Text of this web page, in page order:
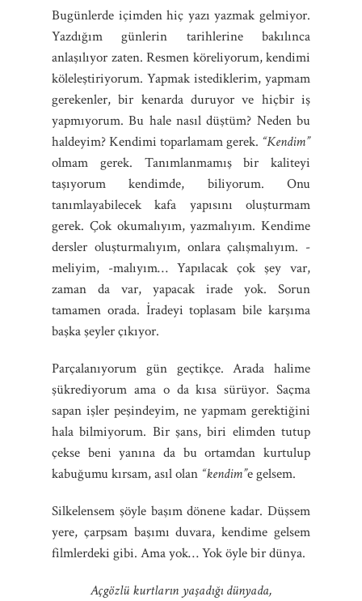
Bugünlerde içimden hiç yazı yazmak gelmiyor.
Yazdığım günlerin tarihlerine bakılınca
anlaşılıyor zaten. Resmen köreliyorum, kendimi
köleleştiriyorum. Yapmak istediklerim, yapmam
gerekenler, bir kenarda duruyor ve hiçbir iş
yapmıyorum. Bu hale nasıl düştüm? Neden bu
haldeyim? Kendimi toparlamam gerek. “Kendim”
olmam gerek. Tanımlanmamış bir kaliteyi
taşıyorum kendimde, biliyorum. Onu
tanımlayabilecek kafa yapısını oluşturmam
gerek. Çok okumalıyım, yazmalıyım. Kendime
dersler oluşturmalıyım, onlara çalışmalıyım. -
meliyim, -malıyım… Yapılacak çok şey var,
zaman da var, yapacak irade yok. Sorun
tamamen orada. İradeyi toplasam bile karşıma
başka şeyler çıkıyor.
Parçalanıyorum gün geçtikçe. Arada halime
şükrediyorum ama o da kısa sürüyor. Saçma
sapan işler peşindeyim, ne yapmam gerektiğini
hala bilmiyorum. Bir şans, biri elimden tutup
çekse beni yanına da bu ortamdan kurtulup
kabuğumu kırsam, asıl olan “kendim”e gelsem.
Silkelensem şöyle başım dönene kadar. Düşsem
yere, çarpsam başımı duvara, kendime gelsem
filmlerdeki gibi. Ama yok… Yok öyle bir dünya.
Açgözlü kurtların yaşadığı dünyada,